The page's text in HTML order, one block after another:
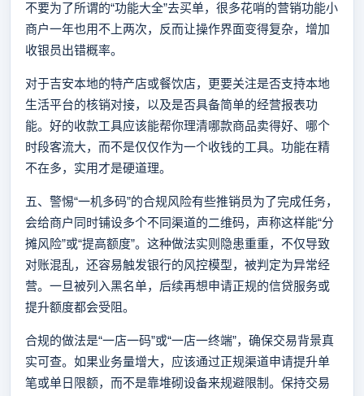
不要为了所谓的“功能大全”去买单，很多花哨的营销功能小
商户一年也用不上两次，反而让操作界面变得复杂，增加
收银员出错概率。
对于吉安本地的特产店或餐饮店，更要关注是否支持本地
生活平台的核销对接，以及是否具备简单的经营报表功
能。好的收款工具应该能帮你理清哪款商品卖得好、哪个
时段客流大，而不是仅仅作为一个收钱的工具。功能在精
不在多，实用才是硬道理。
五、警惕“一机多码”的合规风险有些推销员为了完成任务，
会给商户同时铺设多个不同渠道的二维码，声称这样能“分
摊风险”或“提高额度”。这种做法实则隐患重重，不仅导致
对账混乱，还容易触发银行的风控模型，被判定为异常经
营。一旦被列入黑名单，后续再想申请正规的信贷服务或
提升额度都会受阻。
合规的做法是“一店一码”或“一店一终端”，确保交易背景真
实可查。如果业务量增大，应该通过正规渠道申请提升单
笔或单日限额，而不是靠堆砌设备来规避限制。保持交易